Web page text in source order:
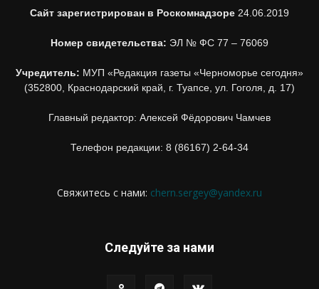
Сайт зарегистрирован в Роскомнадзоре 24.06.2019
Номер свидетельства: ЭЛ № ФС 77 – 76069
Учредитель: МУП «Редакция газеты «Черноморье сегодня»
(352800, Краснодарский край, г. Туапсе, ул. Гоголя, д. 17)
Главный редактор: Алексей Фёдорович Чамчев
Телефон редакции: 8 (86167) 2-64-34
Свяжитесь с нами: chern.sergey@yandex.ru
Следуйте за нами